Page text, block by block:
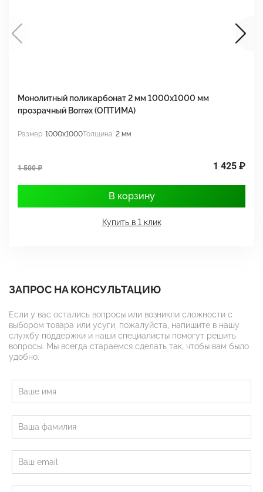
Монолитный поликарбонат 2 мм 1000x1000 мм
прозрачный Borrex (ОПТИМА)
Размер 1000x1000Толщина 2 мм
1 500 ₽ 1 425 ₽
В корзину
Купить в 1 клик
ЗАПРОС НА КОНСУЛЬТАЦИЮ
Если у вас остались вопросы или возникли сложности с
выбором товара или усуги, пожалуйста, напишите в нашу
службу поддержки и наши специалисты помогут решить
вопросы. Мы всегда стараемся сделать так, чтобы вам было
удобно.